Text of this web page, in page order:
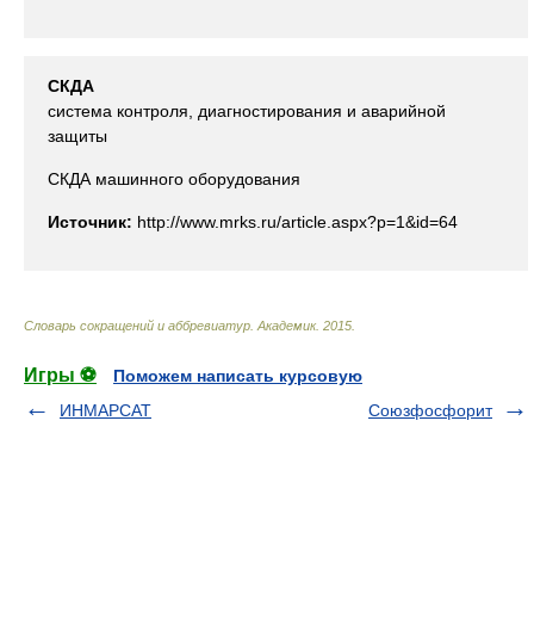
СКДА
система контроля, диагностирования и аварийной
защиты
СКДА машинного оборудования
Источник: http://www.mrks.ru/article.aspx?p=1&id=64
Словарь сокращений и аббревиатур Академик. 2015
Игры ⚽
Поможем написать курсовую
ИНМАРСАТ
Союзфосфорит